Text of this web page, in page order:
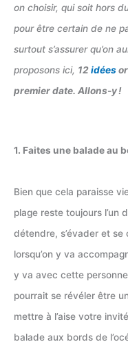
on choisir, qui soit hors
pour être certain de ne
surtout s’assurer qu’on
proposons ici, 12idées
premier date. Allons-y !
1. Faites une balade au
Bien que cela paraisse
plage reste toujours l’un
détendre, s’évader et se
lorsqu’on y va
y va avec cette
pourrait se révéler être
mettre à l’aise votre
balade aux bords de